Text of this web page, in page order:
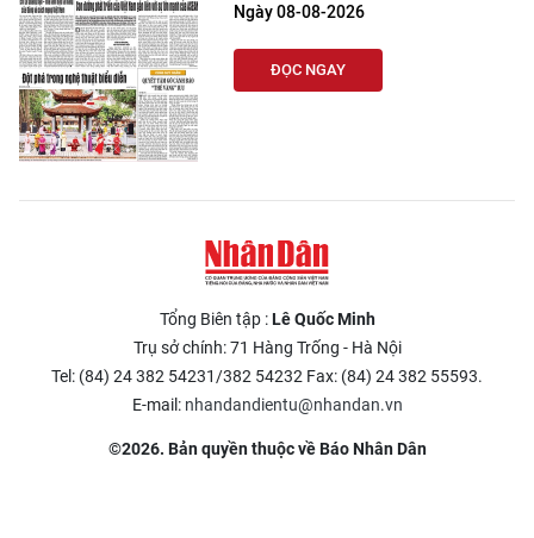
Ngày 08-08-2026
ĐỌC NGAY
Tổng Biên tập :Lê Quốc Minh
Trụ sở chính: 71 Hàng Trống - Hà Nội
Tel: (84) 24 382 54231/382 54232 Fax: (84) 24 382 55593.
E-mail: nhandandientu@nhandan.vn
©2026. Bản quyền thuộc về Báo Nhân Dân